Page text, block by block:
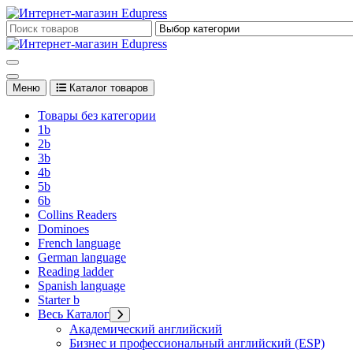
Перейти
к
содержимому
Edupress Uzbekistan, Edupress Узбекистан, книги, учебники на
Меню Каталог товаров
Товары без категории
1b
2b
3b
4b
5b
6b
Collins Readers
Dominoes
French language
German language
Reading ladder
Spanish language
Starter b
Весь Каталог
Академический английский
Бизнес и профессиональный английский (ESP)